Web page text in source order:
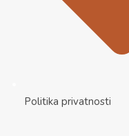
Politika privatnosti